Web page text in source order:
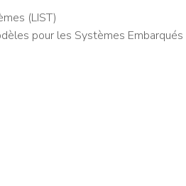
(LIST)
pour les Systèmes Embarqués